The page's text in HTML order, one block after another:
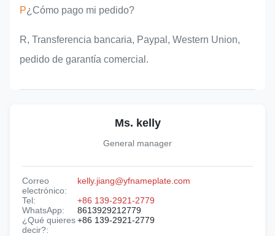
P¿Cómo pago mi pedido?
R, Transferencia bancaria, Paypal, Western Union,
pedido de garantía comercial.
Ms. kelly
General manager
Correo
electrónico:
kelly.jiang@yfnameplate.com
Tel:
+86 139-2921-2779
WhatsApp:
8613929212779
¿Qué quieres
decir?:
+86 139-2921-2779